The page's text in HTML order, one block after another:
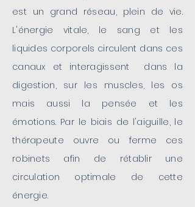
est un grand réseau, plein de vie.
L'énergie vitale, le sang et les
liquides corporels circulent dans ces
canaux et interagissent dans la
digestion, sur les muscles, les os
mais aussi la pensée et les
émotions. Par le biais de l'aiguille, le
thérapeute ouvre ou ferme ces
robinets afin de rétablir une
circulation optimale de cette
énergie.